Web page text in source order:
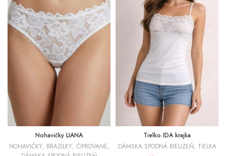
Nohavičky LIANA
NOHAVIČKY, BRAZILKY, ČIPKOVANÉ,
Tielko IDA krajka
DÁMSKA SPODNÁ BIELIZEŇ, TIELKA